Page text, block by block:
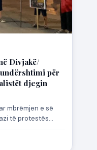
Divjakë/
për
djegin
mbrëmjen e së
të protestës